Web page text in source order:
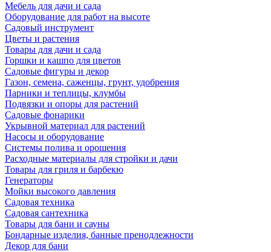
Мебель для дачи и сада
Оборудование для работ на высоте
Садовый инструмент
Цветы и растения
Товары для дачи и сада
Горшки и кашпо для цветов
Садовые фигуры и декор
Газон, семена, саженцы, грунт, удобрения
Парники и теплицы, клумбы
Подвязки и опоры для растений
Садовые фонарики
Укрывной материал для растений
Насосы и оборудование
Системы полива и орошения
Расходные материалы для стройки и дачи
Товары для гриля и барбекю
Генераторы
Мойки высокого давления
Садовая техника
Садовая сантехника
Товары для бани и сауны
Бондарные изделия, банные пренодлежности
Декор для бани